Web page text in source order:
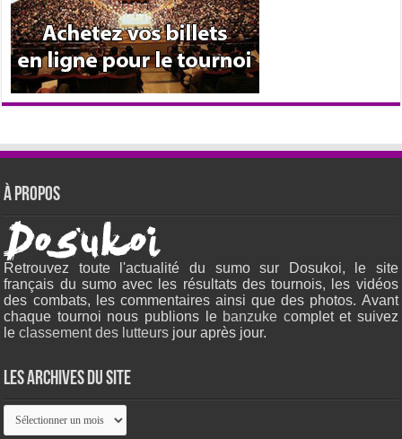
À propos
Retrouvez toute l'actualité du sumo sur Dosukoi, le site
français du sumo avec les résultats des tournois, les vidéos
des combats, les commentaires ainsi que des photos. Avant
chaque tournoi nous publions le banzuke complet et suivez
leclassement des lutteurs jour après jour.
Les archives du site
Les
archives